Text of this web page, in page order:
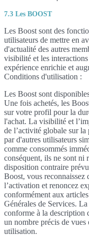
7.3 Les BOOST
Les Boost sont des
utilisateurs de mettre en
d'actualité des autres
visibilité et les
expérience enrichie et
Conditions d'utilisation :
Les Boost sont
Une fois achetés, les
sur votre profil pour la
l'achat. La visibilité et
de l’activité globale sur
par d'autres utilisateurs
comme consommés
conséquent, ils ne sont ni
disposition contraire
Boost, vous reconnaissez
l’activation et renoncez
conformément aux
Générales de Services.
conforme à la description
un nombre précis de vues
utilisation.